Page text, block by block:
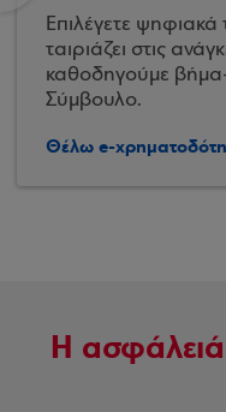
Επιλέγετε
ταιριάζει στις
καθοδηγούμε
Σύμβουλο.
Θέλω e-
Η